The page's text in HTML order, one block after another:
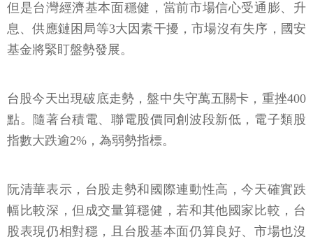
但是台灣經濟基本面穩健，當前市場信心受通膨、升
息、供應鏈困局等3大因素干擾，市場沒有失序，國安
基金將緊盯盤勢發展。
台股今天出現破底走勢，盤中失守萬五關卡，重挫400
點。隨著台積電、聯電股價同創波段新低，電子類股
指數大跌逾2%，為弱勢指標。
阮清華表示，台股走勢和國際連動性高，今天確實跌
幅比較深，但成交量算穩健，若和其他國家比較，台
股表現仍相對穩，且台股基本面仍算良好、市場也沒